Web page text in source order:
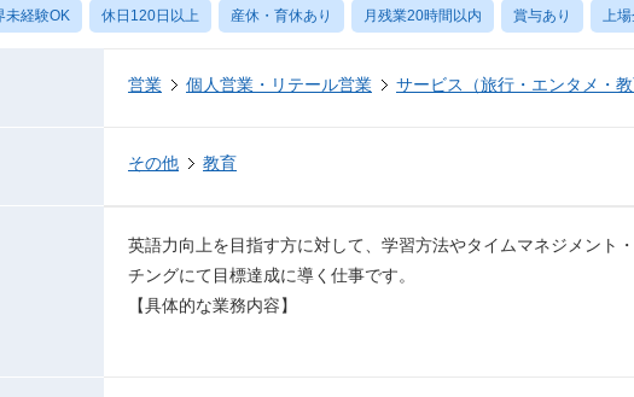
未経験OK 休日120日以上 産休・育休あり 月残業20時間以内 賞与あり 上
営業 個人営業・リテール営業 サービス（旅行・エンタメ・
その他 教育
英語力向上を目指す方に対して、学習方法やタイムマネジメント
チングにて目標達成に導く仕事です。
【具体的な業務内容】